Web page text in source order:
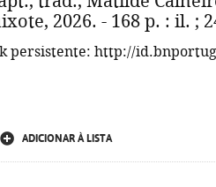
2026. - 168 p. : il. ;
persistente: http://
ADICIONAR À LISTA